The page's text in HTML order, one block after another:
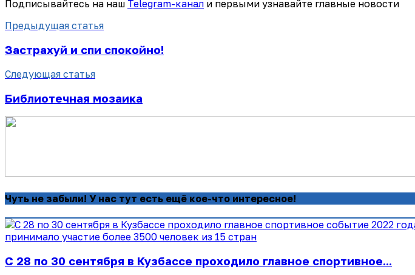
Подписывайтесь на наш Telegram-канал и первыми узнавайте главные новости
Предыдущая статья
Застрахуй и спи спокойно!
Следующая статья
Библиотечная мозаика
Чуть не забыли! У нас тут есть ещё кое-что интересное!
С 28 по 30 сентября в Кузбассе проходило главное спортивное...